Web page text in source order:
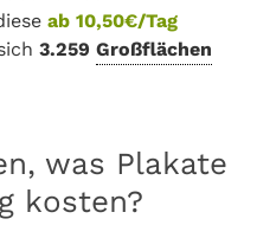
ab 10,50€/Tag
3.259 Großflächen
was Plakate
kosten?